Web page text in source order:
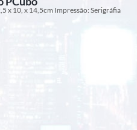
x 10, x 14,5cm Impressão: Serigráfia